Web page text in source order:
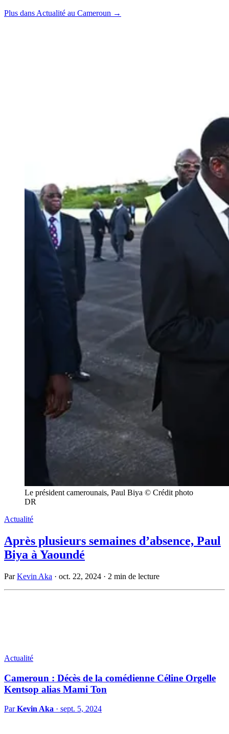
Plus dans Actualité au Cameroun →
Le président camerounais, Paul Biya © Crédit photo
DR
Actualité
Après plusieurs semaines d’absence, Paul
Biya à Yaoundé
ParKevin Aka · oct. 22, 2024 · 2 min de lecture
Actualité
Cameroun : Décès de la comédienne Céline Orgelle
Kentsop alias Mami Ton
ParKevin Aka · sept. 5, 2024